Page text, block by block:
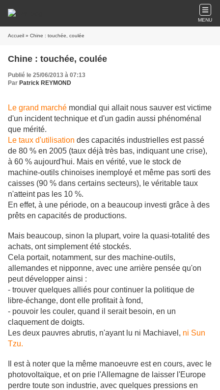
MENU
Accueil » Chine : touchée, coulée
Chine : touchée, coulée
Publié le 25/06/2013 à 07:13
Par Patrick REYMOND
Le grand marché mondial qui allait nous sauver est victime
d'un incident technique et d'un gadin aussi phénoménal
que mérité.
Le taux d'utilisation des capacités industrielles est passé
de 80 % en 2005 (taux déjà très bas, indiquant une crise),
à 60 % aujourd'hui. Mais en vérité, vue le stock de
machine-outils chinoises inemployé et même pas sorti des
caisses (90 % dans certains secteurs), le véritable taux
n'atteint pas les 10 %.
En effet, à une période, on a beaucoup investi grâce à des
prêts en capacités de productions.
Mais beaucoup, sinon la plupart, voire la quasi-totalité des
achats, ont simplement été stockés.
Cela portait, notamment, sur des machine-outils,
allemandes et nipponne, avec une arrière pensée qu'on
peut développer ainsi :
- trouver quelques alliés pour continuer la politique de
libre-échange, dont elle profitait à fond,
- pouvoir les couler, quand il serait besoin, en un
claquement de doigts.
Les deux pauvres abrutis, n'ayant lu ni Machiavel, ni Sun
Tzu.
Il est à noter que la même manoeuvre est en cours, avec le
photovoltaïque, et on prie l'Allemagne de laisser l'Europe
perdre toute son industrie, avec quelques pressions en